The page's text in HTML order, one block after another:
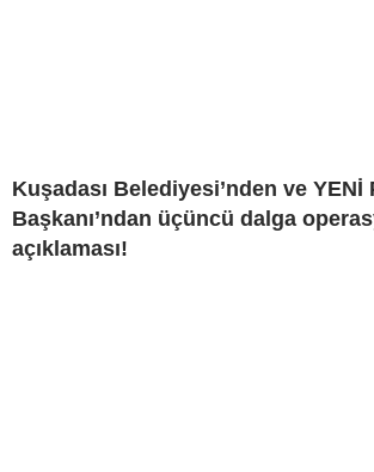
Kuşadası Belediyesi’nden ve YENİ
Başkanı’ndan üçüncü dalga
açıklaması!